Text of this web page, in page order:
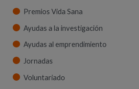
Premios Vida Sana
Ayudas a la investigación
Ayudas al emprendimiento
Jornadas
Voluntariado